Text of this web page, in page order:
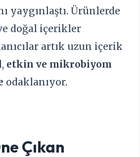
yaygınlaştı. Ürünlerde
doğal içerikler
artık uzun içerik
etkin ve mikrobiyom
odaklanıyor.
Çıkan